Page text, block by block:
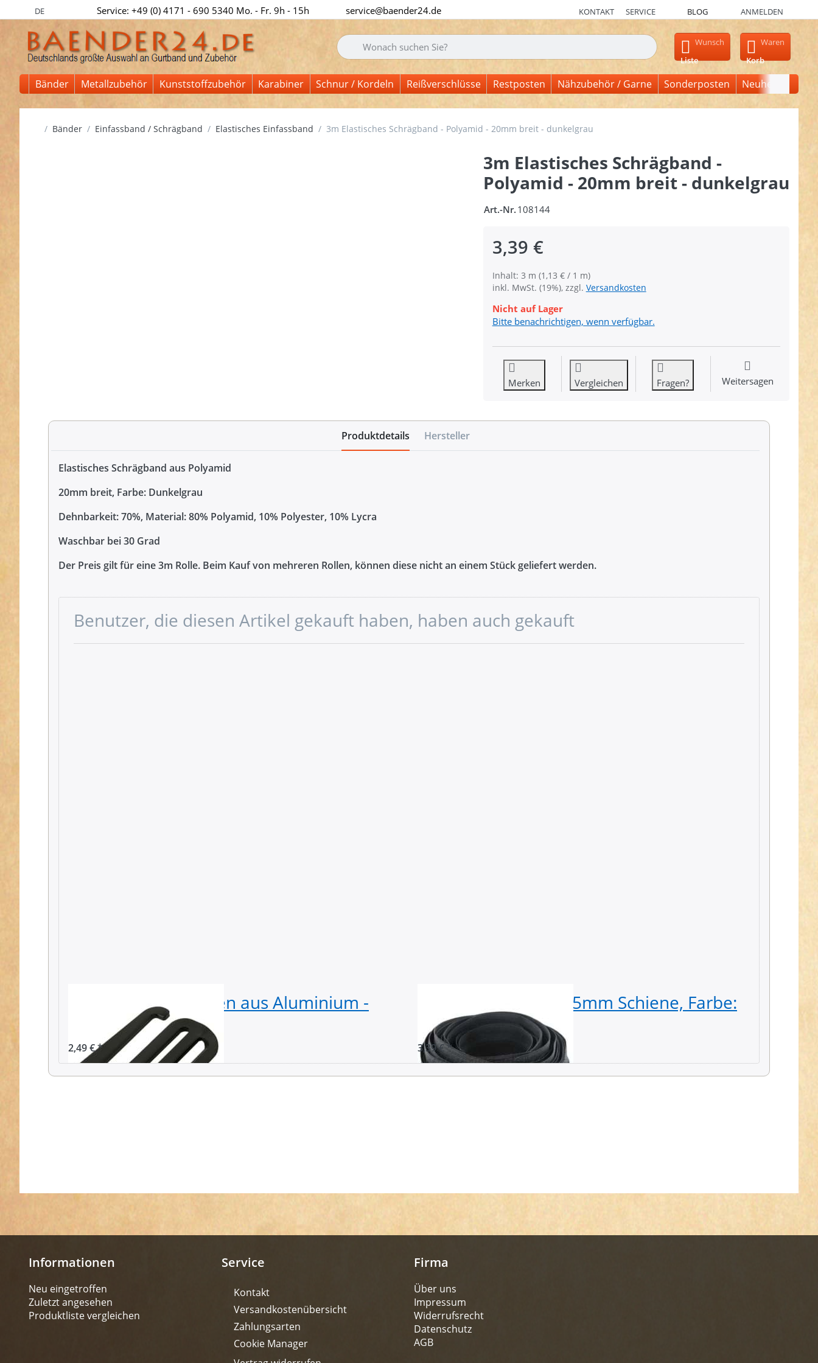
DE Service: +49 (0) 4171 - 690 5340 Mo. - Fr. 9h - 15h service@baender24.de KONTAKT SERVICE BLOG ANMELDEN
Geben Sie einen Suchbegriff ein. Während Sie tippen, erscheinen automatisch erste Ergebnisse. Drücken Sie die
Wunsch
Liste
Waren
Korb
Bänder Metallzubehör Kunststoffzubehör Karabiner Schnur / Kordeln Reißverschlüsse Restposten Nähzubehör / Garne Sonderposten Neuheiten
Startseite
Bänder Einfassband / Schrägband Elastisches Einfassband 3m Elastisches Schrägband - Polyamid - 20mm breit - dunkelgrau
3m Elastisches Schrägband -
Polyamid - 20mm breit - dunkelgrau
Art.-Nr. 108144
3,39 €
Inhalt: 3 m (1,13 € / 1 m)
inkl. MwSt. (19%), zzgl. Versandkosten
Nicht auf Lager
Bitte benachrichtigen, wenn verfügbar.
Merken Vergleichen Fragen? Weitersagen
Produktdetails Hersteller
Elastisches Schrägband aus Polyamid
20mm breit, Farbe: Dunkelgrau
Dehnbarkeit: 70%, Material: 80% Polyamid, 10% Polyester, 10% Lycra
Waschbar bei 30 Grad
Der Preis gilt für eine 3m Rolle. Beim Kauf von mehreren Rollen, können diese nicht an einem Stück geliefert werden.
Benutzer, die diesen Artikel gekauft haben, haben auch gekauft
G-Haken - Gurthaken aus Aluminium -
schwarz - 38mm
2,49 € *
5m Reißverschluss, 5mm Schiene, Farbe:
Schwarz
3,39 € *
Informationen
Neu eingetroffen
Zuletzt angesehen
Produktliste vergleichen
Service
Kontakt
Versandkostenübersicht
Zahlungsarten
Cookie Manager
Firma
Über uns
Impressum
Widerrufsrecht
Datenschutz
AGB